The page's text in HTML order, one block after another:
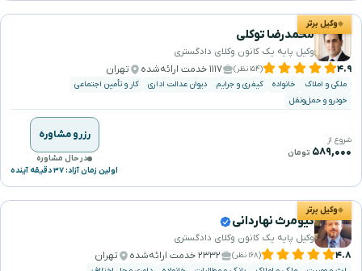
وکیل برتر
محمدرضا توکلی
وکیل پایه یک کانون وکلای دادگستری
۴.۹ (۱۵۴ نظر) ۱۱۱۷ خدمت ارائه‌شده تهران
ملکی و املاک خانواده کیفری و جرایم دیوان عدالت اداری
کار و تأمین اجتماعی
خودرو و حمل‌ونقل
شروع از
۵۸۹,۰۰۰ تومان
رزرو مشاوره
در حال مشاوره
اولین زمان آزاد: ۳۷ دقیقه آینده
وکیل برتر
کیومرث نهاردانی
وکیل پایه یک کانون وکلای دادگستری
۴.۸ (۱۶۸ نظر) ۲۳۳۲ خدمت ارائه‌شده تهران